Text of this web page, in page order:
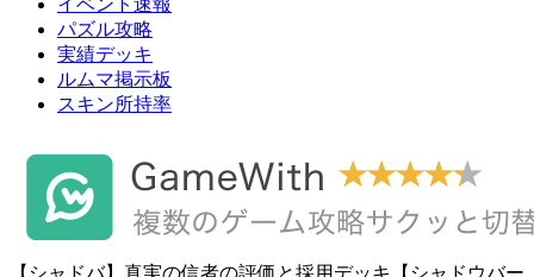
イベント速報
パズル攻略
実績デッキ
ルムマ掲示板
スキン所持率
【シャドバ】真実の信者の評価と採用デッキ【シャドウバー